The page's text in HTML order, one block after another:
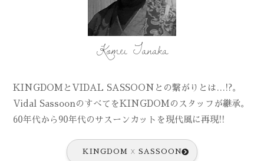
Komei Tanaka
KINGDOMとVIDAL SASSOONとの繋がりとは…!?。
Vidal SassoonのすべてをKINGDOMのスタッフが継承。
60年代から90年代のサスーンカットを現代風に再現!!
KINGDOM X SASSOON